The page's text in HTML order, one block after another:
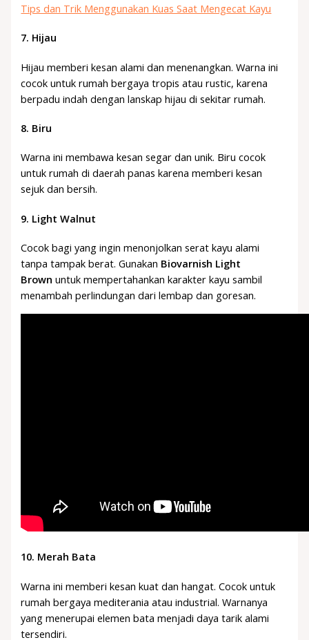
Tips dan Trik Menggunakan Kuas Saat Mengecat Kayu
7. Hijau
Hijau memberi kesan alami dan menenangkan. Warna ini
cocok untuk rumah bergaya tropis atau rustic, karena
berpadu indah dengan lanskap hijau di sekitar rumah.
8. Biru
Warna ini membawa kesan segar dan unik. Biru cocok
untuk rumah di daerah panas karena memberi kesan
sejuk dan bersih.
9. Light Walnut
Cocok bagi yang ingin menonjolkan serat kayu alami
tanpa tampak berat. Gunakan Biovarnish Light
Brown untuk mempertahankan karakter kayu sambil
menambah perlindungan dari lembap dan goresan.
10. Merah Bata
Warna ini memberi kesan kuat dan hangat. Cocok untuk
rumah bergaya mediterania atau industrial. Warnanya
yang menerupai elemen bata menjadi daya tarik alami
tersendiri.